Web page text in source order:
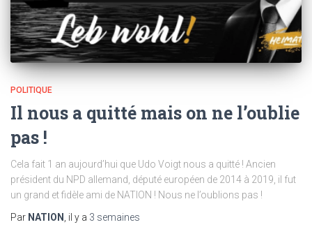
POLITIQUE
Il nous a quitté mais on ne l’oublie
pas !
Cela fait 1 an aujourd’hui que Udo Voigt nous a quitté ! Ancien
président du NPD allemand, député européen de 2014 à 2019, il fut
un grand et fidèle ami de NATION ! Nous ne l’oublions pas !
Par NATION , il y a 3 semaines